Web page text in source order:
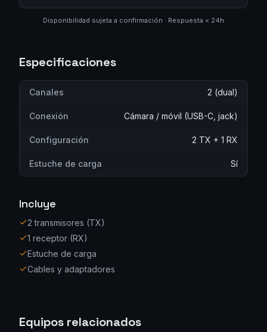
Disponibilidad sujeta a confirmación · Respuesta < 24h
Especificaciones
Canales 2 (dual)
Conexión Cámara / móvil (USB-C, jack)
Configuración 2 TX + 1 RX
Estuche de carga Sí
Incluye
2 transmisores (TX)
1 receptor (RX)
Estuche de carga
Cables y adaptadores
Equipos relacionados